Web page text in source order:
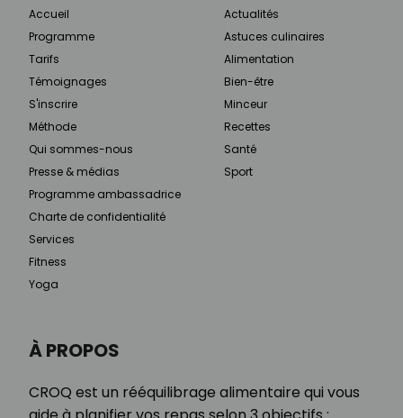
À PROPOS
CROQ est un rééquilibrage alimentaire qui vous
Accueil
Programme
Tarifs
Témoignages
S'inscrire
Méthode
Qui sommes-nous
Presse & médias
Programme ambassadrice
Charte de confidentialité
Services
Fitness
Yoga
Actualités
Astuces culinaires
Alimentation
Bien-être
Minceur
Recettes
Santé
Sport